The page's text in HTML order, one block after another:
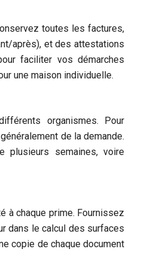
toutes les factures,
après), et des attestations
faciliter vos démarches
une maison individuelle.
organismes. Pour
de la demande.
plusieurs semaines, voire
à chaque prime. Fournissez
dans le calcul des surfaces
copie de chaque document